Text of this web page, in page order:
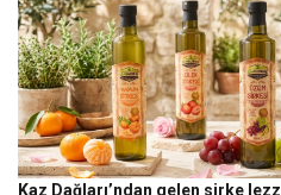
Kaz Dağları’ndan gelen sirke